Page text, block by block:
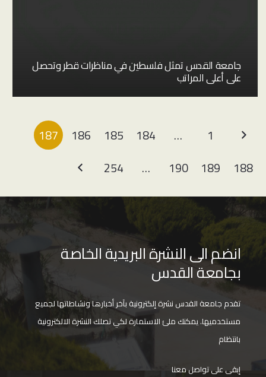
جامعة القدس تمثل فلسطين في مناظرات قطر وتحصل
على أعلى المراتب
1
…
184
185
186
187
188
189
190
…
254
انضم الى النشرة البريدية الخاصة
بجامعة القدس
تقدم جامعة القدس نشرة إلكترونية بآخر أخبارها ونشاطاتها لجميع
مستخدميها. يمكنك ملئ الاستمارة لكي تصلك النشرة الالكترونية
بانتظام
إبقى على تواصل معنا